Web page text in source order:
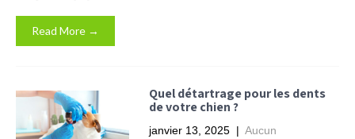
Read More →
Quel détartrage pour les dents
de votre chien ?
janvier 13, 2025 | Aucun